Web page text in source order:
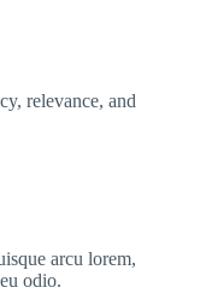
relevance, and
arcu lorem,
odio.